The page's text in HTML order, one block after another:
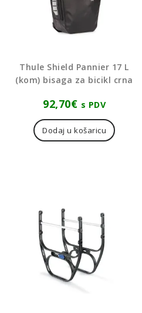
Thule Shield Pannier 17 L
(kom) bisaga za bicikl crna
92,70€ s PDV
Dodaj u košaricu